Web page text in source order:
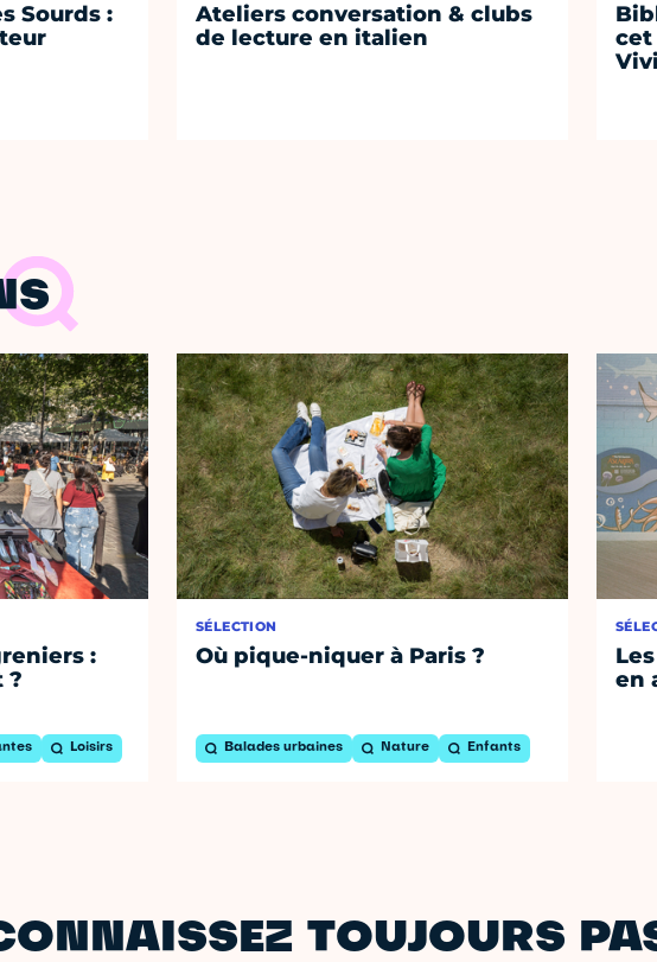
Sourds :
Ateliers conversation & clubs
de lecture en italien
cet
:
?
Loisirs
SÉLECTION
Où pique-niquer à Paris ?
Balades urbaines Nature Enfants
en
TOUJOURS